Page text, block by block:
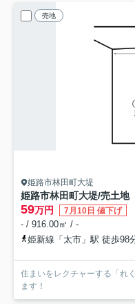
売地
姫路市林田町大堤
姫路市林田町大堤/売土地
59万円 7月10日 値下げ
- / 916.00㎡ / -
姫新線「太市」駅 徒歩98
住まいをレクチャーする「れ
ます！